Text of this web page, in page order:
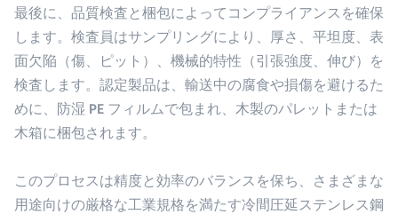
最後に、品質検査と梱包によってコンプライアンスを確保
します。検査員はサンプリングにより、厚さ、平坦度、表
面欠陥（傷、ピット）、機械的特性（引張強度、伸び）を
検査します。認定製品は、輸送中の腐食や損傷を避けるた
めに、防湿 PE フィルムで包まれ、木製のパレットまたは
木箱に梱包されます。
このプロセスは精度と効率のバランスを保ち、さまざまな
用途向けの厳格な工業規格を満たす冷間圧延ステンレス鋼